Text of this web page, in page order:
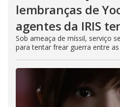
lembranças de
agentes da IRIS
Sob ameaça de míssil, serviço
para tentar frear guerra entre as